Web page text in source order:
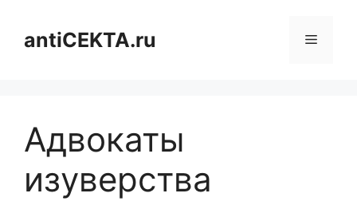
содержимому
antiCEKTA.ru Меню
Адвокаты
изуверства